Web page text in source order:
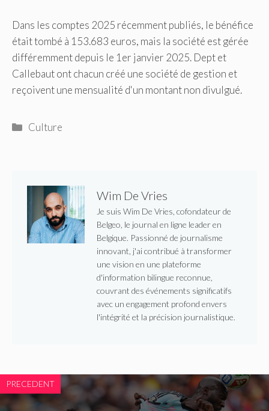
Dans les comptes 2025 récemment publiés, le bénéfice
était tombé à 153.683 euros, mais la société est gérée
différemment depuis le 1er janvier 2025. Dept et
Callebaut ont chacun créé une société de gestion et
reçoivent une mensualité d'un montant non divulgué.
Catégories
Culture
Wim De Vries
Je suis Wim De Vries, cofondateur de
Belgeo, le journal en ligne leader en
Belgique. Passionné de journalisme
innovant, j'ai contribué à transformer
une vision en une plateforme
d'information bilingue reconnue,
couvrant des événements significatifs
avec un engagement profond envers
l'intégrité et la précision journalistique.
PRECEDENT